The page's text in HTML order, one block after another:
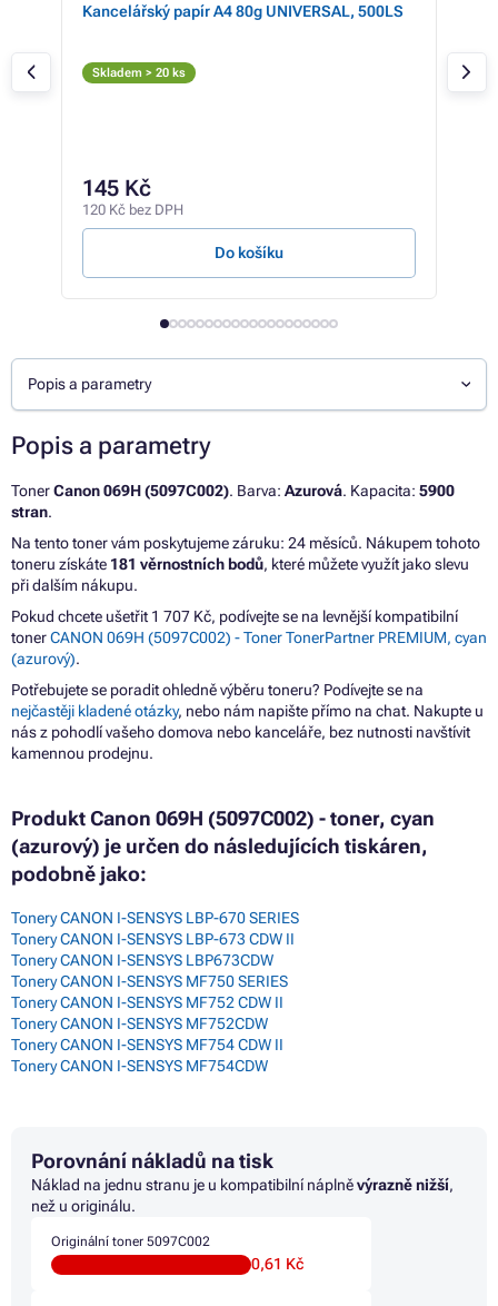
Kancelářský papír A4 80g UNIVERSAL, 500LS
Skladem > 20 ks
145 Kč
120 Kč bez DPH
Do košíku
Popis a parametry
Popis a parametry
TonerCanon 069H (5097C002). Barva: Azurová. Kapacita: 5900
stran.
Na tento toner vám poskytujeme záruku: 24 měsíců. Nákupem tohoto
toneru získáte 181 věrnostních bodů, které můžete využít jako slevu
při dalším nákupu.
Pokud chcete ušetřit 1 707 Kč, podívejte se na levnější kompatibilní
tonerCANON 069H (5097C002) - Toner TonerPartner PREMIUM, cyan
(azurový).
Potřebujete se poradit ohledně výběru toneru? Podívejte se na
nejčastěji kladené otázky, nebo nám napište přímo na chat. Nakupte u
nás z pohodlí vašeho domova nebo kanceláře, bez nutnosti navštívit
kamennou prodejnu.
Produkt Canon 069H (5097C002) - toner, cyan
(azurový) je určen do následujících tiskáren,
podobně jako:
Tonery CANON I-SENSYS LBP-670 SERIES
Tonery CANON I-SENSYS LBP-673 CDW II
Tonery CANON I-SENSYS LBP673CDW
Tonery CANON I-SENSYS MF750 SERIES
Tonery CANON I-SENSYS MF752 CDW II
Tonery CANON I-SENSYS MF752CDW
Tonery CANON I-SENSYS MF754 CDW II
Tonery CANON I-SENSYS MF754CDW
Porovnání nákladů na tisk
Náklad na jednu stranu je u kompatibilní náplněvýrazně nižší,
než u originálu.
Originální toner 5097C002
0,61 Kč